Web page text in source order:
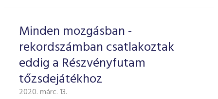
Minden mozgásban -
rekordszámban csatlakoztak
eddig a Részvényfutam
tőzsdejátékhoz
2020. márc. 13.